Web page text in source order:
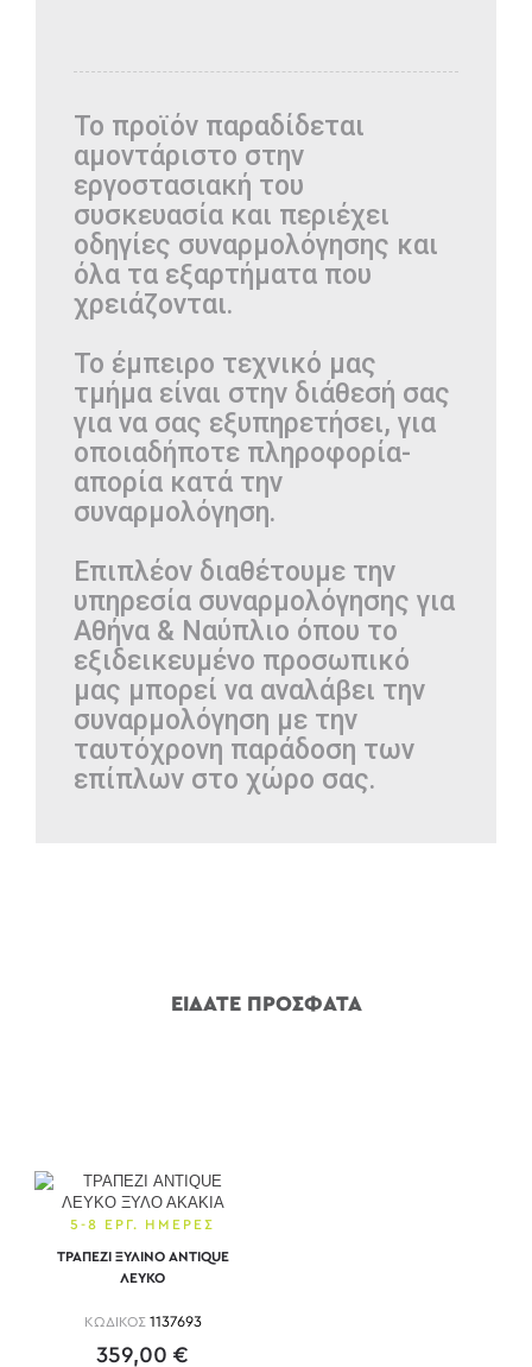
Το προϊόν παραδίδεται
αμοντάριστο στην
εργοστασιακή του
συσκευασία και περιέχει
οδηγίες συναρμολόγησης και
όλα τα εξαρτήματα που
χρειάζονται.
Το έμπειρο τεχνικό μας
τμήμα είναι στην διάθεσή σας
για να σας εξυπηρετήσει, για
οποιαδήποτε πληροφορία-
απορία κατά την
συναρμολόγηση.
Επιπλέον διαθέτουμε την
υπηρεσία συναρμολόγησης για
Αθήνα & Ναύπλιο όπου το
εξιδεικευμένο προσωπικό
μας μπορεί να αναλάβει την
συναρμολόγηση με την
ταυτόχρονη παράδοση των
επίπλων στο χώρο σας.
ΕΙΔΑΤΕ ΠΡΟΣΦΑΤΑ
5-8 ΕΡΓ. ΗΜΕΡΕΣ
ΤΡΑΠΕΖΙ ΞΥΛΙΝΟ ANTIQUE
ΛΕΥΚΟ
ΚΩΔΙΚΟΣ 1137693
359,00 €